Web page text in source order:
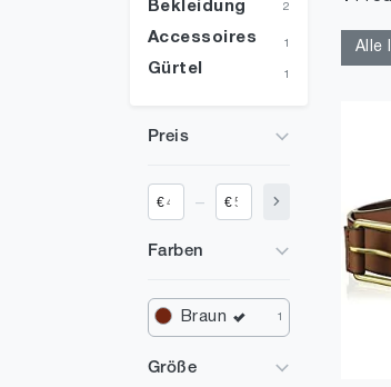
Bekleidung 2
Accessoires 1
Gürtel 1
Preis
€ €
Farben
Braun 1
Größe
Alle